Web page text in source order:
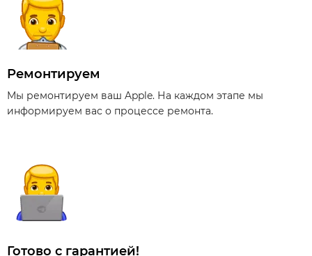
Ремонтируем
Мы ремонтируем ваш Apple. На каждом этапе мы
информируем вас о процессе ремонта.
Готово с гарантией!